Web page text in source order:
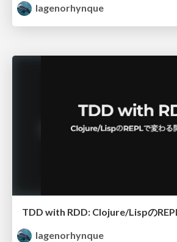
lagenorhynque
lagenorhynque